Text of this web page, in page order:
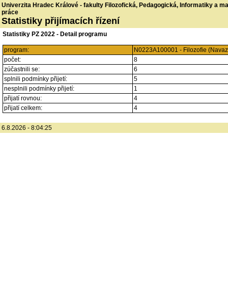
Univerzita Hradec Králové - fakulty Filozofická, Pedagogická, Informatiky a
práce
Statistiky přijímacích řízení
Statistiky PZ 2022 - Detail programu
program:
N0223A100001 - Filozofie
počet:
8
zúčastnili se:
6
splnili podmínky přijetí:
5
nesplnili podmínky přijetí:
1
přijatí rovnou:
4
přijatí celkem:
4
6.8.2026 - 8:04:25